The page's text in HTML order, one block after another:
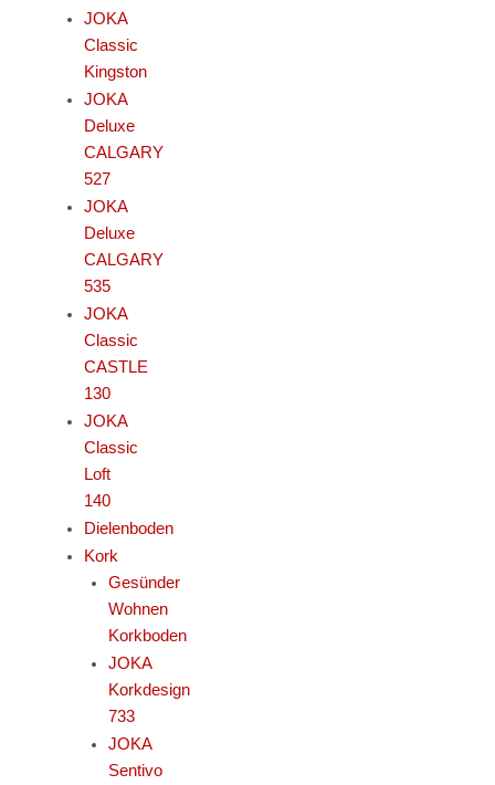
JOKA
Classic
Kingston
JOKA
Deluxe
CALGARY
527
JOKA
Deluxe
CALGARY
535
JOKA
Classic
CASTLE
130
JOKA
Classic
Loft
140
Dielenboden
Kork
Gesünder
Wohnen
Korkboden
JOKA
Korkdesign
733
JOKA
Sentivo